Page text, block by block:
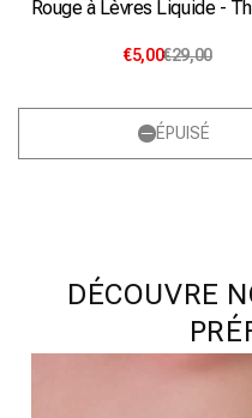
Rouge à Lèvres Liquide -
€5,00€29,00
ÉPUISÉ
DÉCOUVRE